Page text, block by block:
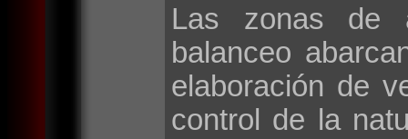
Las zonas de
balanceo
elaboración de
control de la